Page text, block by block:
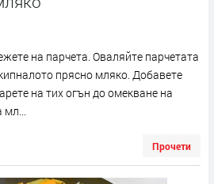
на парчета. Оваляйте парчетата
прясно мляко. Добавете
на тих огън до омекване на
мл...
Прочети